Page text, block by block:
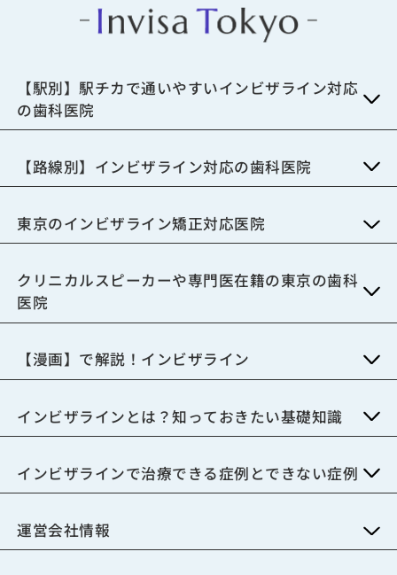
【駅別】駅チカで通いやすいインビザライン対応
の歯科医院
【路線別】インビザライン対応の歯科医院
東京のインビザライン矯正対応医院
クリニカルスピーカーや専門医在籍の東京の歯科
医院
【漫画】で解説！インビザライン
インビザラインとは？知っておきたい基礎知識
インビザラインで治療できる症例とできない症例
運営会社情報